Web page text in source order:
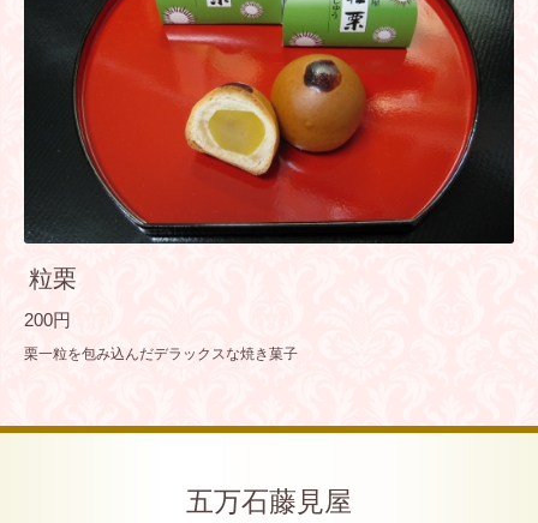
粒栗
200円
栗一粒を包み込んだデラックスな焼き菓子
五万石藤見屋